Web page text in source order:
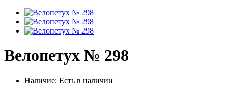
Велопетух № 298
Наличие: Есть в наличии